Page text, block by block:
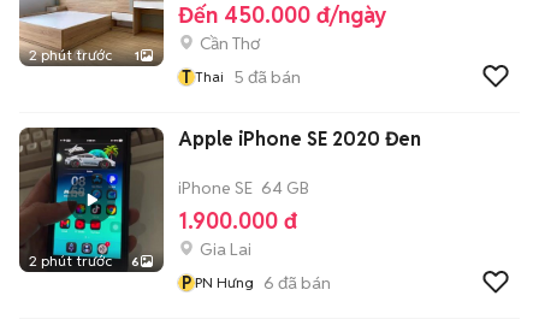
2 phút trước 1
Đến 450.000 đ/ngày
Cần Thơ
T Thai 5 đã bán
2 phút trước 6
Apple iPhone SE 2020 Đen
iPhone SE 64 GB
1.900.000 đ
Gia Lai
P PN Hưng 6 đã bán